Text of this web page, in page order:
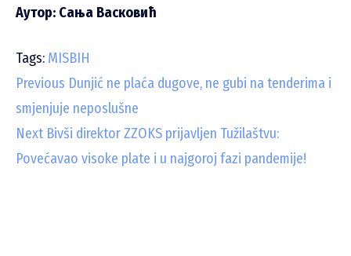
Аутор: Сања Васковић
Tags: MISBIH
C
o
n
Previous Dunjić ne plaća dugove, ne gubi na tenderima i
smjenjuje neposlušne
NextBivši direktor ZZOKS prijavljen Tužilaštvu:
Povećavao visoke plate i u najgoroj fazi pandemije!